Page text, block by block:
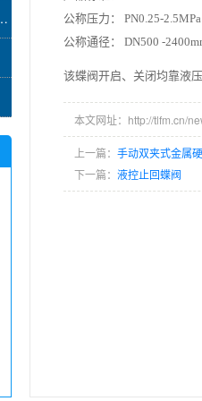
公称压力： PN0.25-2.5MPa
公称通径： DN500 -
该蝶阀开启、关闭均靠液
本文网址：http://tlfm.cn/
上一篇：手动双夹式金属
下一篇：液控止回蝶阀